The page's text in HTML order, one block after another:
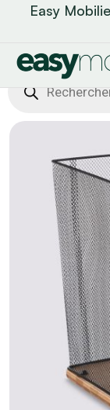
Easy
Recherche
de